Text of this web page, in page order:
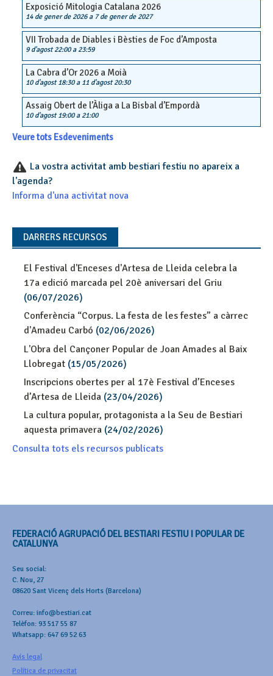
Exposició Mitologia Catalana 2026
14 de gener de 2026a 7 de gener de 2027
VII Trobada de Diables i Bèsties de Foc d’Amposta
9 d'agost 22:00a 23:59
La Cabra d’Or 2026 a Moià
10 d'agost 18:30a 11 d'agost 20:30
Assaig Obert de l’Àliga a La Bisbal d’Empordà
10 d'agost 19:00a 21:00
Veure tots Esdeveniments
La vostra activitat amb bestiari festiu no apareix a
l'agenda?
Informa d'una activitat nova
DARRERS RECURSOS
El Festival d'Enceses d'Artesa de Lleida celebra la
17a edició marcada pel 20è aniversari del Griu
(06/07/2026)
Conferència “Corpus. La festa de les festes” a càrrec
d'Amadeu Carbó (02/06/2026)
L'Obra del Cançoner Popular de Joan Amades al Baix
Llobregat (15/05/2026)
Inscripcions obertes per al 17è Festival d’Enceses
d’Artesa de Lleida (23/04/2026)
La cultura popular, protagonista a la Seu de Bestiari
aquesta primavera (24/02/2026)
Consulta tots els recursos publicats
FEDERACIÓ AGRUPACIÓ DEL BESTIARI FESTIU I POPULAR DE
CATALUNYA
Seu social:
C. Nou, 27
08620 Sant Vicenç dels Horts (Barcelona)
Correu: info@bestiari.cat
Telèfon: 93 517 55 87
Whatsapp: 647 69 52 63
Avís legal
Política de privacitat